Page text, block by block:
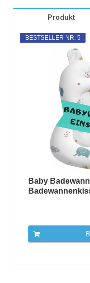
Produkt
BESTSELLER NR. 5
Baby